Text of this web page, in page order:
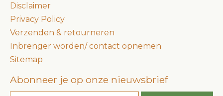
Disclaimer
Privacy Policy
Verzenden & retourneren
Inbrenger worden/ contact opnemen
Sitemap
Abonneer je op onze nieuwsbrief